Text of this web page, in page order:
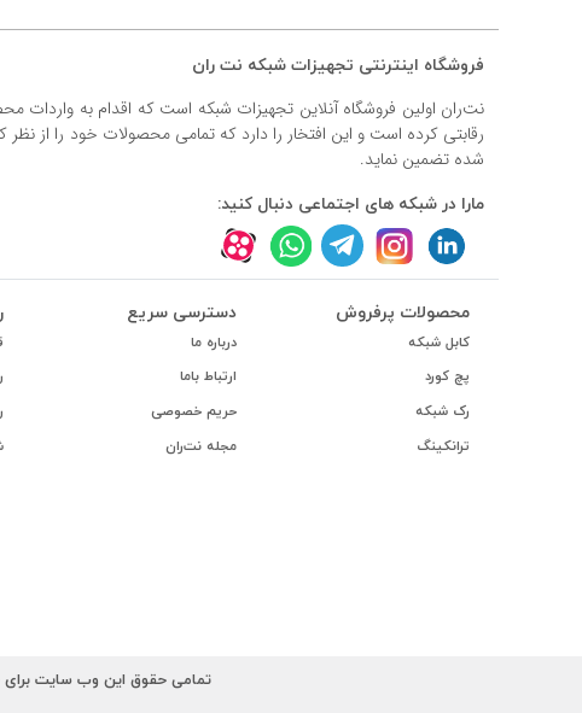
#پچ پنل لگراند
#پچ پنل نگزنس
#داکت ساده
فروشگاه اینترنتی تجهیزات شبکه نت ران
نت‌ران اولین فروشگاه آنلاین تجهیزات شبکه است که اقدام به واردات
رقابتی کرده است و این افتخار را دارد که تمامی محصولات خود را از
شده تضمین نماید.
مارا در شبکه های اجتماعی دنبال کنید:
محصولات پرفروش
کابل شبکه
پچ کورد
رک شبکه
ترانکینگ
دسترسی سریع
درباره ما
ارتباط باما
حریم خصوصی
مجله نت‌ران
تمامی حقوق این وب سایت برای